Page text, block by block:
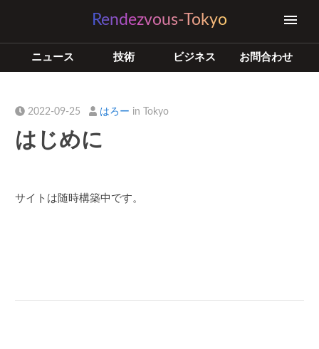
Rendezvous-Tokyo
ニュース 技術 ビジネス お問合わせ
2022-09-25 はろー in Tokyo
はじめに
サイトは随時構築中です。